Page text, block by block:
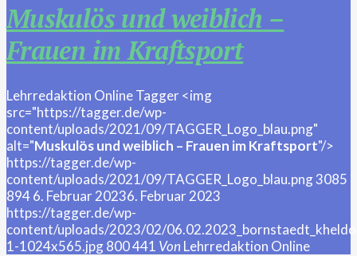
Muskulös und weiblich –
Frauen im Kraftsport
Lehrredaktion OnlineTagger<img
src="https://tagger.de/wp-
content/uploads/2021/09/TAGGER_Logo_blau.png"
alt="Muskulös und weiblich – Frauen im Kraftsport"/>
https://tagger.de/wp-
content/uploads/2021/09/TAGGER_Logo_blau.png3085
8946. Februar 20236. Februar 2023
https://tagger.de/wp-
content/uploads/2023/02/
1-1024x565.jpg800441 Von Lehrredaktion Online